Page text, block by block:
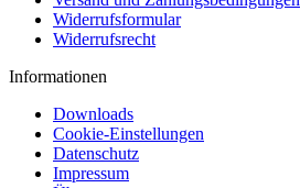
Widerrufsformular
Widerrufsrecht
Informationen
Downloads
Cookie-Einstellungen
Datenschutz
Impressum